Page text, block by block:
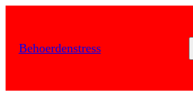
springen
Behoerdenstress